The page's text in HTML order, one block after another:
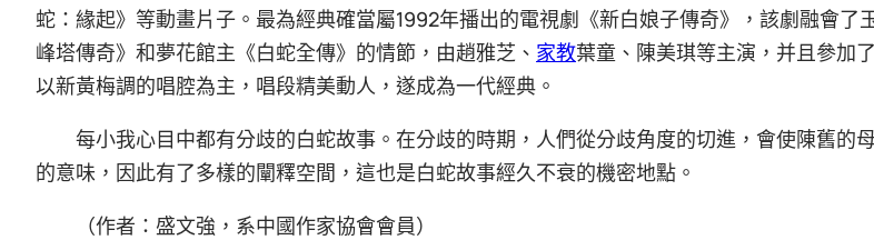
蛇：緣起》等動畫片子。最為經典確當屬1992年播出的電視劇《新白娘子傳奇》，該劇融會了
峰塔傳奇》和夢花館主《白蛇全傳》的情節，由趙雅芝、 家教葉童、陳美琪等主演，并且參加
以新黃梅調的唱腔為主，唱段精美動人，遂成為一代經典。
每小我心目中都有分歧的白蛇故事。在分歧的時期，人們從分歧角度的切進，會使陳舊的
的意味，因此有了多樣的闡釋空間，這也是白蛇故事經久不衰的機密地點。
（作者：盛文強，系中國作家協會會員）